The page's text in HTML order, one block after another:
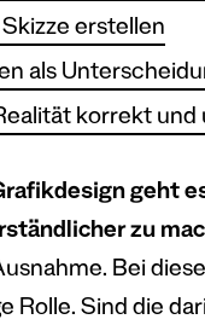
erstellen
als
korrekt
geht
zu
Bei
Rolle. Sind die